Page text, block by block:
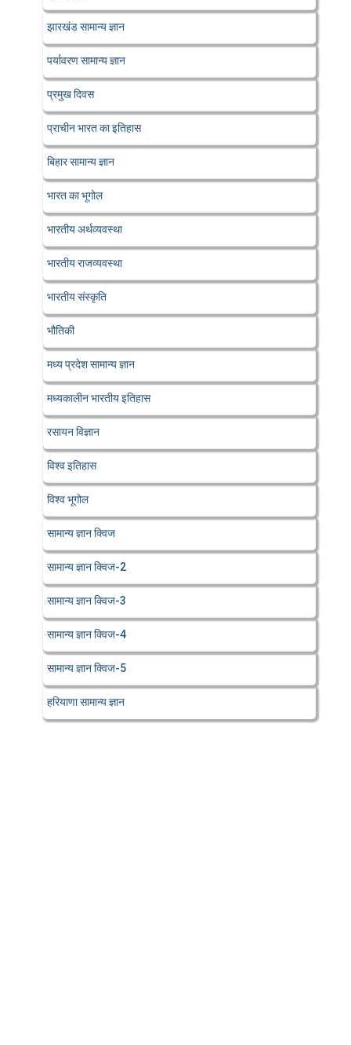
झारखंड सामान्य ज्ञान
पर्यावरण सामान्य ज्ञान
प्रमुख दिवस
प्राचीन भारत का इतिहास
बिहार सामान्य ज्ञान
भारत का भूगोल
भारतीय अर्थव्यवस्था
भारतीय राजव्यवस्था
भारतीय संस्कृति
भौतिकी
मध्य प्रदेश सामान्य ज्ञान
मध्यकालीन भारतीय इतिहास
रसायन विज्ञान
विश्व इतिहास
विश्व भूगोल
सामान्य ज्ञान क्विज
सामान्य ज्ञान क्विज-2
सामान्य ज्ञान क्विज-3
सामान्य ज्ञान क्विज-4
सामान्य ज्ञान क्विज-5
हरियाणा सामान्य ज्ञान